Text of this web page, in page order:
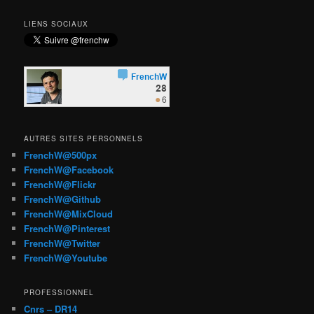
LIENS SOCIAUX
AUTRES SITES PERSONNELS
FrenchW@500px
FrenchW@Facebook
FrenchW@Flickr
FrenchW@Github
FrenchW@MixCloud
FrenchW@Pinterest
FrenchW@Twitter
FrenchW@Youtube
PROFESSIONNEL
Cnrs – DR14